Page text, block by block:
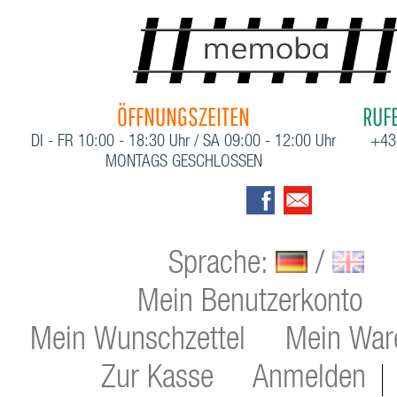
ÖFFNUNGSZEITEN
DI - FR 10:00 - 18:30 Uhr / SA 09:00 - 12:00 Uhr
MONTAGS GESCHLOSSEN
Sprache:
/
Mein Benutzerkonto
Mein Wunschzettel
Mein
Zur Kasse
Anmelden